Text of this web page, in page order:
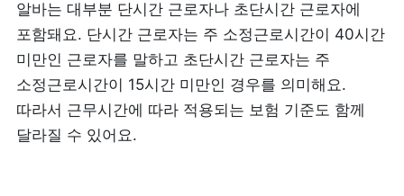
포스 무료 다운로드
알바는 대부분 단시간 근로자나 초단시간 근로자에
포함돼요. 단시간 근로자는 주 소정근로시간이 40시간
미만인 근로자를 말하고 초단시간 근로자는 주
소정근로시간이 15시간 미만인 경우를 의미해요.
따라서 근무시간에 따라 적용되는 보험 기준도 함께
달라질 수 있어요.